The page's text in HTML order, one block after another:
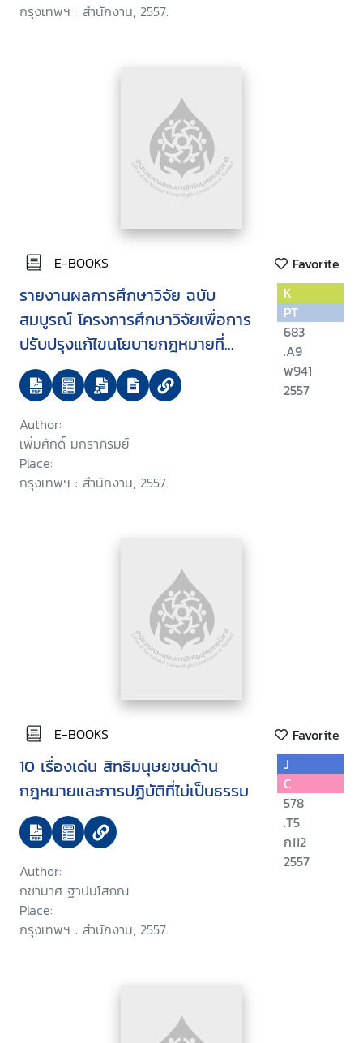
กรุงเทพฯ : สำนักงาน, 2557.
E-BOOKS Favorite
รายงานผลการศึกษาวิจัย ฉบับ
สมบูรณ์ โครงการศึกษาวิจัยเพื่อการ
ปรับปรุงแก้ไขนโยบายกฎหมายที่
ละเมิดสิทธิมนุษยชนด้านที่ดินและป่า
Author:
เพิ่มศักดิ์ มกราภิรมย์
Place:
กรุงเทพฯ : สำนักงาน, 2557.
K
PT
683
.A9
พ941
2557
E-BOOKS Favorite
10 เรื่องเด่น สิทธิมนุษยชนด้าน
กฎหมายและการปฏิบัติที่ไม่เป็นธรรม
Author:
กชามาศ ฐาปนโสภณ
Place:
กรุงเทพฯ : สำนักงาน, 2557.
J
C
578
.T5
ก112
2557